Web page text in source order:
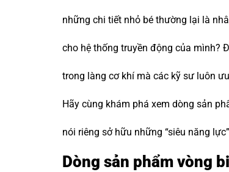
những chi tiết nhỏ bé thường lại là
cho hệ thống truyền động của mình?
trong làng cơ khí mà các kỹ sư luôn
Hãy cùng khám phá xem dòng sản
nói riêng sở hữu những “siêu năng
Dòng sản phẩm vòng